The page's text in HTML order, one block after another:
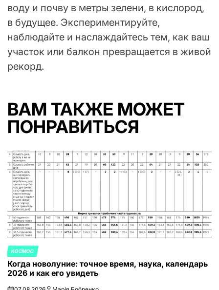
воду и почву в метры зелени, в кислород,
в будущее. Экспериментируйте,
наблюдайте и наслаждайтесь тем, как ваш
участок или балкон превращается в живой
рекорд.
ВАМ ТАКЖЕ МОЖЕТ
ПОНРАВИТЬСЯ
ОПУБЛИКОВАНО
В
КОСМОС
Когда новолуние: точное время, наука, календарь
2026 и как его увидеть